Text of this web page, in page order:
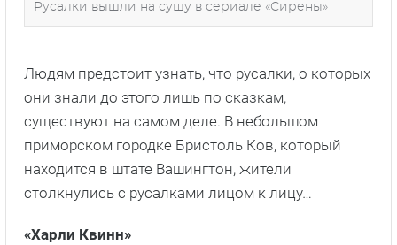
Русалки вышли на сушу в сериале «Сирены»
Людям предстоит узнать, что русалки, о которых
они знали до этого лишь по сказкам,
существуют на самом деле. В небольшом
приморском городке Бристоль Ков, который
находится в штате Вашингтон, жители
столкнулись с русалками лицом к лицу…
«Харли Квинн»